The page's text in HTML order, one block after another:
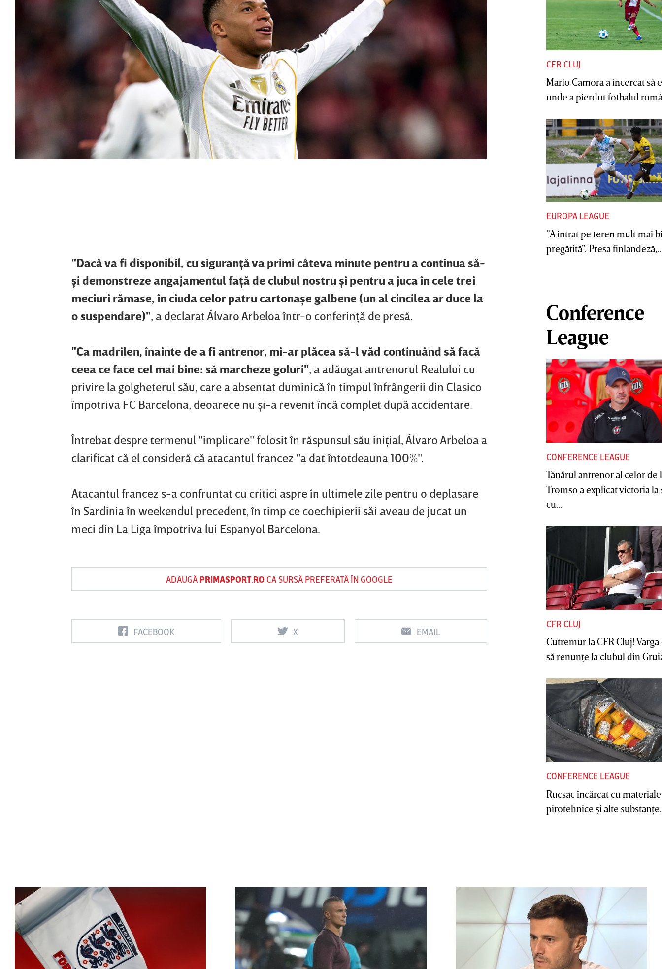
"Dacă va fi disponibil, cu siguranţă va primi câteva minute pentru a continua să-
şi demonstreze angajamentul faţă de clubul nostru şi pentru a juca în cele trei
meciuri rămase, în ciuda celor patru cartonaşe galbene (un al cincilea ar duce la
o suspendare)", a declarat Álvaro Arbeloa într-o conferinţă de presă.
"Ca madrilen, înainte de a fi antrenor, mi-ar plăcea să-l văd continuând să facă
ceea ce face cel mai bine: să marcheze goluri", a adăugat antrenorul Realului cu
privire la golgheterul său, care a absentat duminică în timpul înfrângerii din Clasico
împotriva FC Barcelona, deoarece nu şi-a revenit încă complet după accidentare.
Întrebat despre termenul "implicare" folosit în răspunsul său iniţial, Álvaro Arbeloa a
clarificat că el consideră că atacantul francez "a dat întotdeauna 100%".
Atacantul francez s-a confruntat cu critici aspre în ultimele zile pentru o deplasare
în Sardinia în weekendul precedent, în timp ce coechipierii săi aveau de jucat un
meci din La Liga împotriva lui Espanyol Barcelona.
ADAUGĂ PRIMASPORT.ROCA SURSĂ PREFERATĂ ÎN GOOGLE
FACEBOOK X EMAIL
CFR CLUJ
Mario Camora a încercat să
unde a pierdut fotbalul
EUROPA LEAGUE
”A intrat pe teren mult mai
pregătită”. Presa
Conference
League
CONFERENCE LEAGUE
Tânărul antrenor al celor de
Tromso a explicat victoria la
cu...
CFR CLUJ
Cutremur la CFR Cluj! Varga
să renunţe la clubul din
CONFERENCE LEAGUE
Rucsac încărcat cu materiale
pirotehnice şi alte substanţe,